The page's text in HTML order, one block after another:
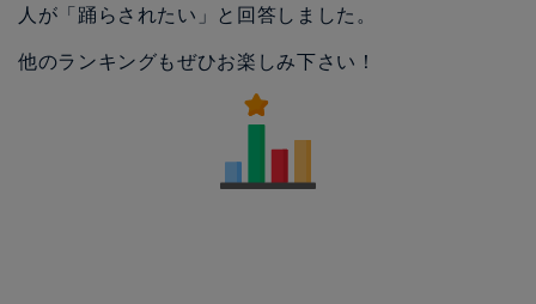
人が「踊らされたい」と回答しました。
他のランキングもぜひお楽しみ下さい！